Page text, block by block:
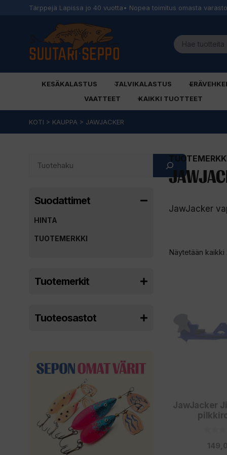
Tärppejä Lapissa jo 40 vuotta• Nopea toimitus omasta
KESÄKALASTUS TALVIKALASTUS
VAATTEET
KAIKKI TUOTTEET
sisältöön
KOTI > KAUPPA > JAWJACKER
JawJacker
Näytetään kaikki
JawJacker
Search
Suodattimet
HINTA
TUOTEMERKKI
Tuotemerkit
Tuoteosastot